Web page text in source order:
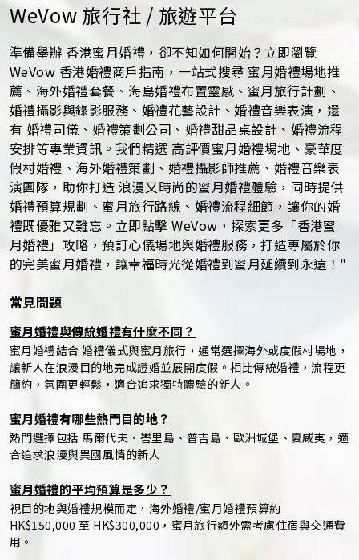
WeVow 旅行社 / 旅遊平台
準備舉辦 香港蜜月婚禮，卻不知如何開始？立即瀏覽
WeVow 香港婚禮商戶指南，一站式搜尋 蜜月婚禮場地推
薦、海外婚禮套餐、海島婚禮布置靈感、蜜月旅行計劃、
婚禮攝影與錄影服務、婚禮花藝設計、婚禮音樂表演，還
有 婚禮司儀、婚禮策劃公司、婚禮甜品桌設計、婚禮流程
安排等專業資訊。我們精選 高評價蜜月婚禮場地、豪華度
假村婚禮、海外婚禮策劃、婚禮攝影師推薦、婚禮音樂表
演團隊，助你打造 浪漫又時尚的蜜月婚禮體驗，同時提供
婚禮預算規劃、蜜月旅行路線、婚禮流程細節，讓你的婚
禮既優雅又難忘。立即點擊 WeVow，探索更多「香港蜜
月婚禮」攻略，預訂心儀場地與婚禮服務，打造專屬於你
的完美蜜月婚禮，讓幸福時光從婚禮到蜜月延續到永遠！"
常見問題
蜜月婚禮與傳統婚禮有什麼不同？
蜜月婚禮結合 婚禮儀式與蜜月旅行，通常選擇海外或度假村場地，
讓新人在浪漫目的地完成證婚並展開度假。相比傳統婚禮，流程更
簡約，氛圍更輕鬆，適合追求獨特體驗的新人。
蜜月婚禮有哪些熱門目的地？
熱門選擇包括 馬爾代夫、峇里島、普吉島、歐洲城堡、夏威夷，適
合追求浪漫與異國風情的新人
蜜月婚禮的平均預算是多少？
視目的地與婚禮規模而定，海外婚禮/蜜月婚禮預算約
HK$150,000 至 HK$300,000，蜜月旅行額外需考慮住宿與交通費
用。